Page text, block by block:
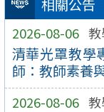
相關公告
2026-08-06
清華光罩教學
師：教師素養
2026-08-06